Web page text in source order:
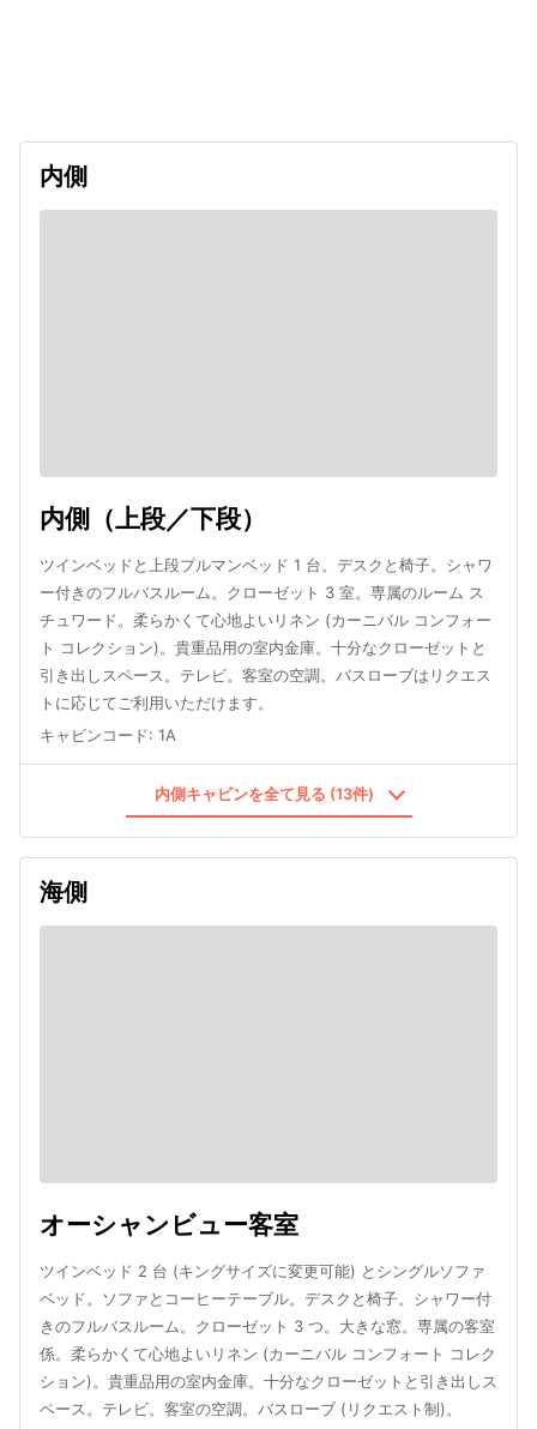
内側
内側（上段／下段）
ツインベッドと上段プルマンベッド 1 台。デスクと椅子。シャワ
ー付きのフルバスルーム。クローゼット 3 室。専属のルーム ス
チュワード。柔らかくて心地よいリネン (カーニバル コンフォー
ト コレクション)。貴重品用の室内金庫。十分なクローゼットと
引き出しスペース。テレビ。客室の空調。バスローブはリクエス
トに応じてご利用いただけます。
キャビンコード: 1A
内側キャビンを全て見る (13件)
海側
オーシャンビュー客室
ツインベッド 2 台 (キングサイズに変更可能) とシングルソファ
ベッド。ソファとコーヒーテーブル。デスクと椅子。シャワー付
きのフルバスルーム。クローゼット 3 つ。大きな窓。専属の客室
係。柔らかくて心地よいリネン (カーニバル コンフォート コレク
ション)。貴重品用の室内金庫。十分なクローゼットと引き出しス
ペース。テレビ。客室の空調。バスローブ (リクエスト制)。